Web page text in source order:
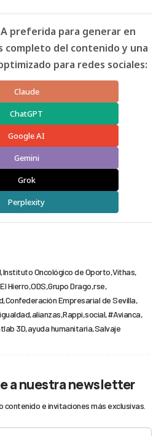
preferida para generar en
completo del contenido y una
para redes sociales:
Claude
ChatGPT
Google AI
Gemini
Grok
Perplexity
Instituto Oncológico de Oporto Vithas
Hierro ODS Grupo Drago rse
Confederación Empresarial de Sevilla
igualdad alianzas Rappi social #Avianca
3D ayuda humanitaria Salvaje
a nuestra newsletter
contenido e invitaciones más exclusivas.